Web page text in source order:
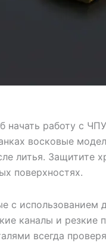
работу с
восковые
литья. Защитите
поверхностях.
с использованием
каналы и резкие
всегда